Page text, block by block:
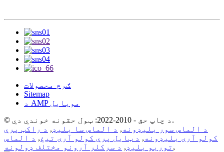
ګرم محصولات
Sitemap
د AMP موبایل
© د چاپ حق - 2010-2022: ټول حقونه خوندي دي.
د الماس سور بلیډونه , د الماس سا بلیډ , د راکټ پرې
کولو آری بلیډونه , د ټایل پرې کولو آری تیغ, د الماس
توربو بلیډ , د سرکلر آرونو مختلف ډولونه ,